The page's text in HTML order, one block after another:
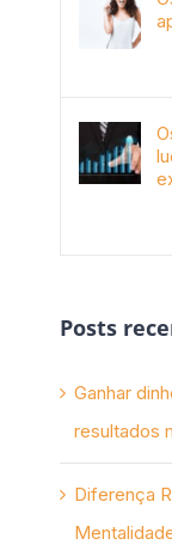
Posts
Ganhar
resultados
Diferença